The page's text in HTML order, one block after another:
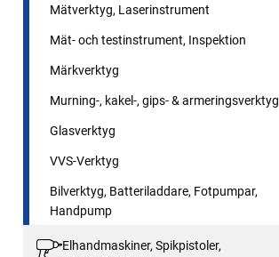
Mätverktyg, Laserinstrument
Mät- och testinstrument, Inspektion
Märkverktyg
Murning-, kakel-, gips- & armeringsverktyg
Glasverktyg
VVS-Verktyg
Bilverktyg, Batteriladdare, Fotpumpar,
Handpump
Elhandmaskiner, Spikpistoler,